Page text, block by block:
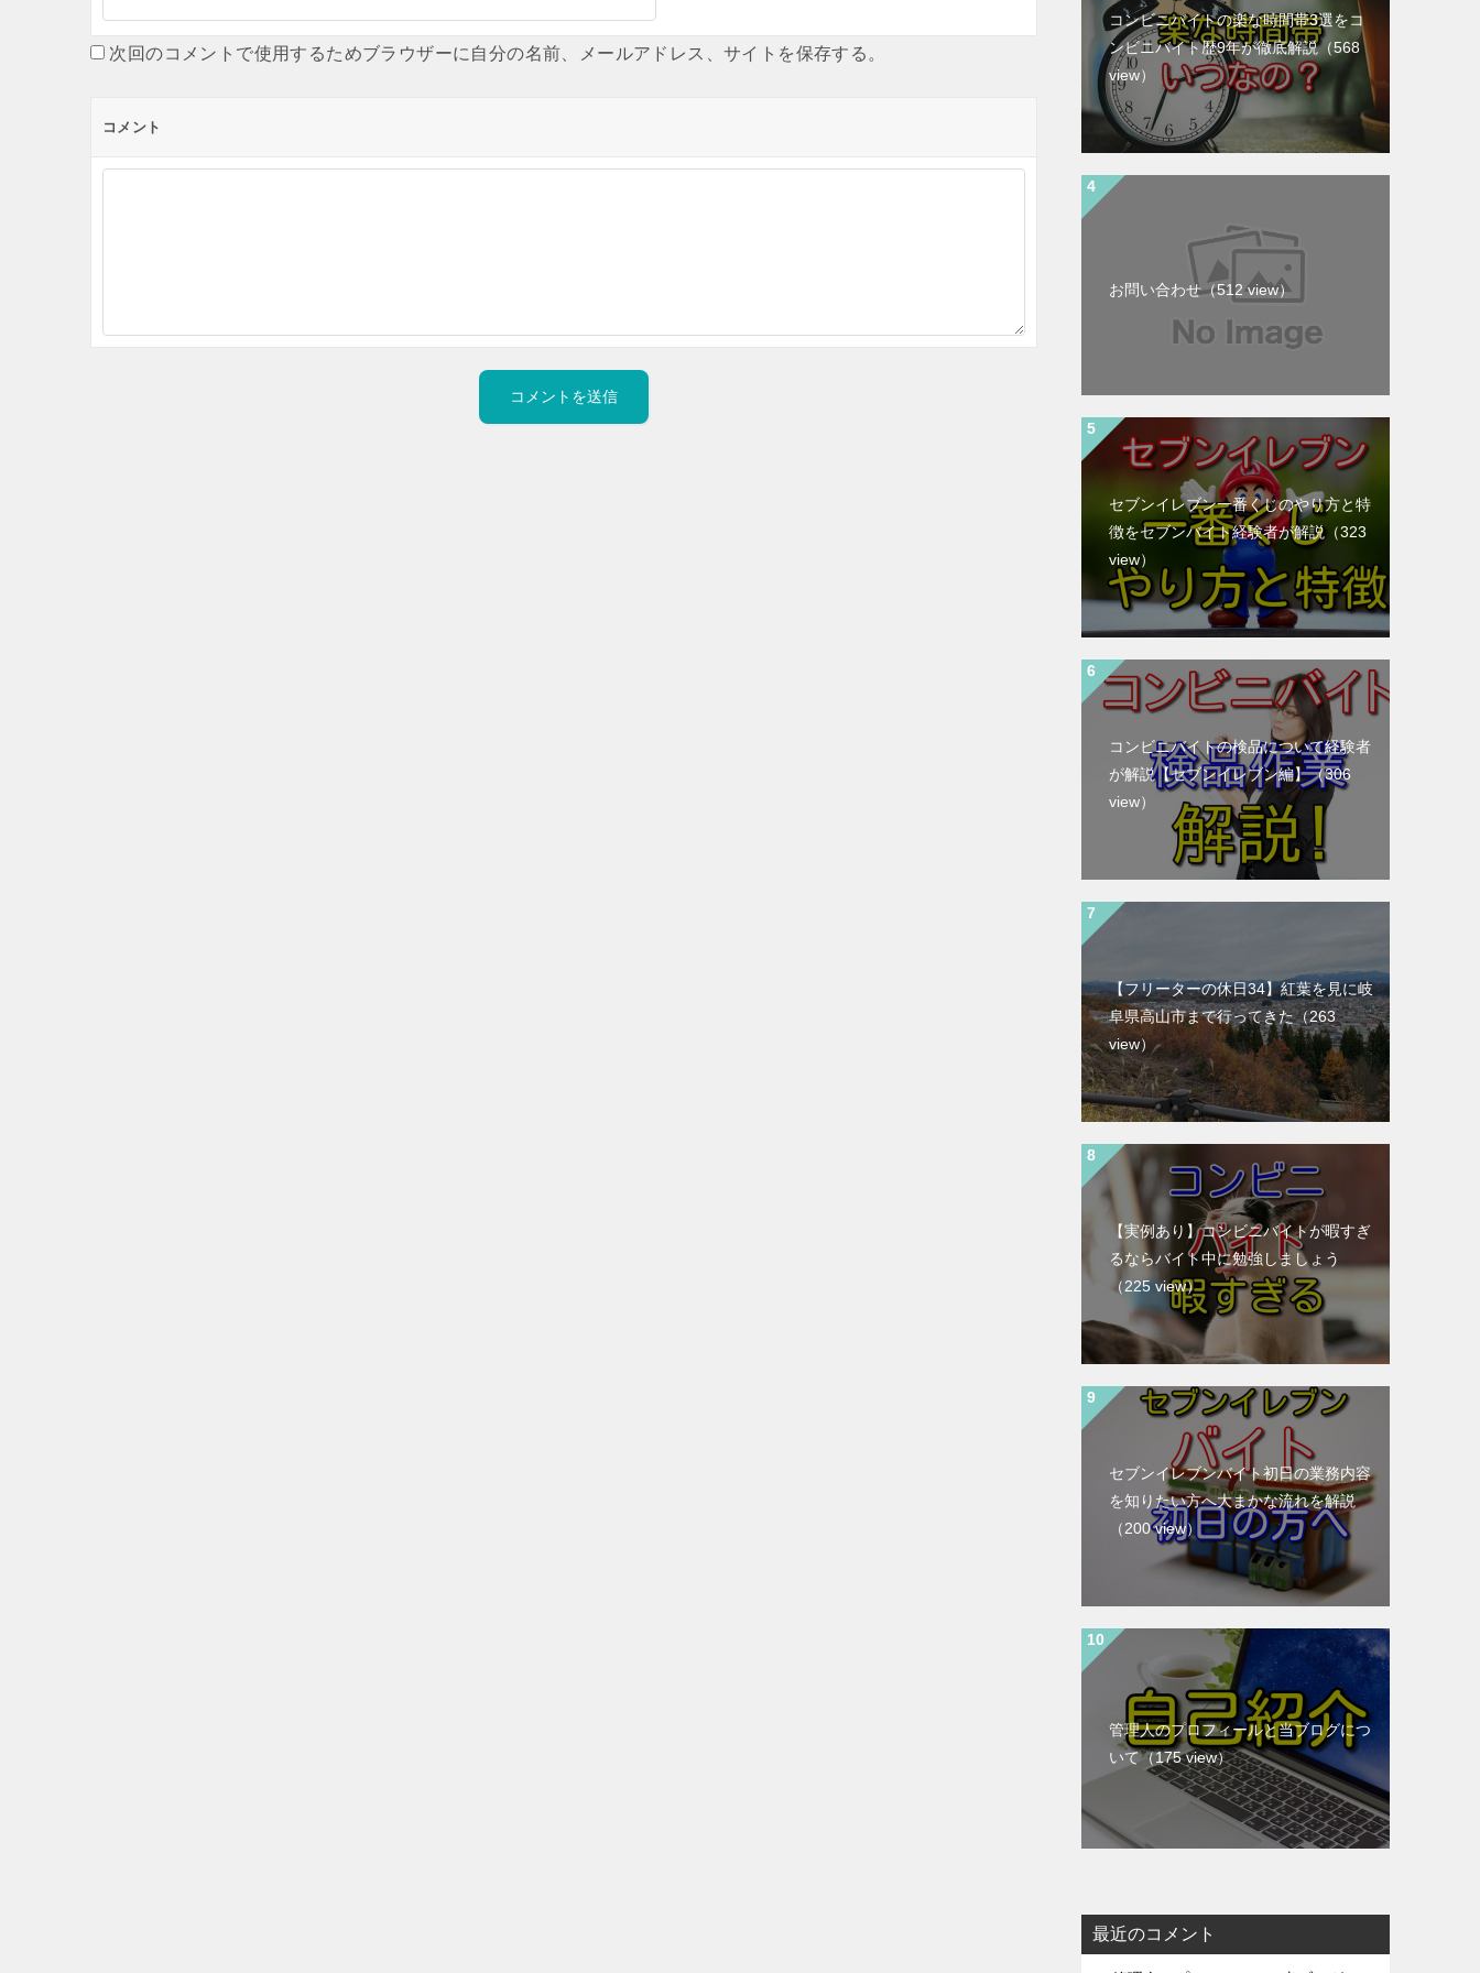
次回のコメントで使用するためブラウザーに自分の名前、メールアドレス、サイトを保存する。
コメント
コンビニバイトの楽な時間帯3選をコ
ンビニバイト歴9年が徹底解説（568
view）
お問い合わせ（512 view）
セブンイレブン一番くじのやり方と特
徴をセブンバイト経験者が解説（323
view）
コンビニバイトの検品について経験者
が解説【セブンイレブン編】（306
view）
【フリーターの休日34】紅葉を見に岐
阜県高山市まで行ってきた（263
view）
【実例あり】コンビニバイトが暇すぎ
るならバイト中に勉強しましょう
（225 view）
セブンイレブンバイト初日の業務内容
を知りたい方へ大まかな流れを解説
（200 view）
管理人のプロフィールと当ブログにつ
いて（175 view）
最近のコメント